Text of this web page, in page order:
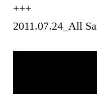
+++
2011.07.24_All